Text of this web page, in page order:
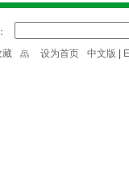
藏
设为首页 中文版